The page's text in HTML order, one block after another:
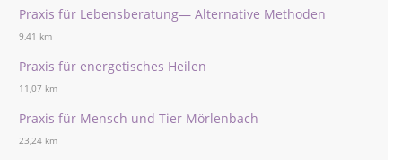
Praxis für Lebensberatung— Alternative Methoden
9,41 km
Praxis für energetisches Heilen
11,07 km
Praxis für Mensch und Tier Mörlenbach
23,24 km